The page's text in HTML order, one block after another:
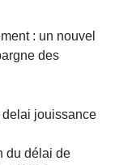
: un nouvel
des
du délai de